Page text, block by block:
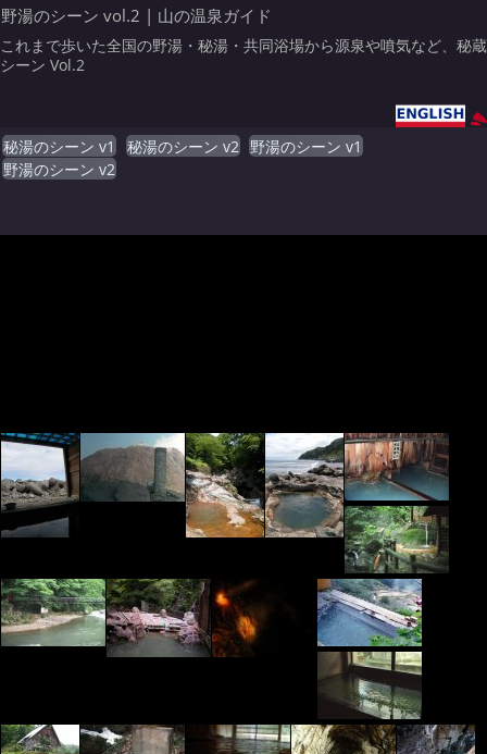
野湯のシーン vol.2 | 山の温泉ガイド
これまで歩いた全国の野湯・秘湯・共同浴場から源泉や噴気など、秘蔵
シーン Vol.2
秘湯のシーン v1 秘湯のシーン v2
野湯のシーン v1
野湯のシーン v2